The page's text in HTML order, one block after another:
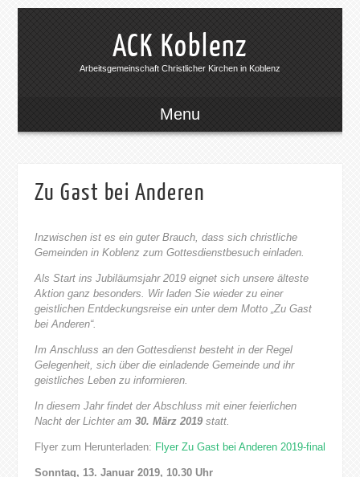
ACK Koblenz
Arbeitsgemeinschaft Christlicher Kirchen in Koblenz
Menu
Zu Gast bei Anderen
Inzwischen ist es ein guter Brauch, dass sich christliche
Gemeinden in Koblenz zum Gottesdienstbesuch einladen.
Als Start ins Jubiläumsjahr 2019 eignet sich unsere älteste
Aktion ganz besonders. Wir laden Sie wieder zu einer
geistlichen Entdeckungsreise ein unter dem Motto „Zu Gast
bei Anderen“.
Im Anschluss an den Gottesdienst besteht in der Regel
Gelegenheit, sich über die einladende Gemeinde und ihr
geistliches Leben zu informieren.
In diesem Jahr findet der Abschluss mit einer feierlichen
Nacht der Lichter am 30. März 2019statt.
Flyer zum Herunterladen: Flyer Zu Gast bei Anderen 2019-final
Sonntag, 13. Januar 2019, 10.30 Uhr